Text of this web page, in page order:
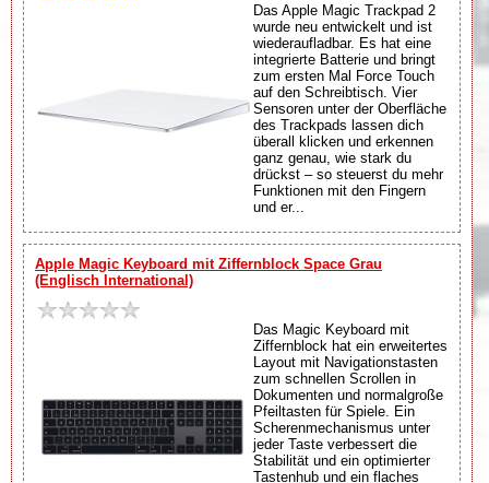
Das Apple Magic Trackpad 2
wurde neu entwickelt und ist
wiederaufladbar. Es hat eine
integrierte Batterie und bringt
zum ersten Mal Force Touch
auf den Schreibtisch. Vier
Sensoren unter der Oberfläche
des Trackpads lassen dich
überall klicken und erkennen
ganz genau, wie stark du
drückst – so steuerst du mehr
Funktionen mit den Fingern
und er...
Apple Magic Keyboard mit Ziffernblock Space Grau
(Englisch International)
Das Magic Keyboard mit
Ziffernblock hat ein erweitertes
Layout mit Navigationstasten
zum schnellen Scrollen in
Dokumenten und normalgroße
Pfeiltasten für Spiele. Ein
Scherenmechanismus unter
jeder Taste verbessert die
Stabilität und ein optimierter
Tastenhub und ein flaches